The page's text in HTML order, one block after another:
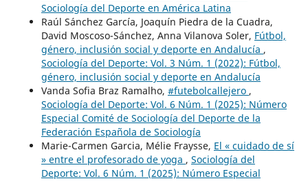
Sociología del Deporte en América Latina
Raúl Sánchez García, Joaquín Piedra de la Cuadra,
David Moscoso-Sánchez, Anna Vilanova Soler, Fútbol,
género, inclusión social y deporte en Andalucía ,
Sociología del Deporte: Vol. 3 Núm. 1 (2022): Fútbol,
género, inclusión social y deporte en Andalucía
Vanda Sofia Braz Ramalho, #futebolcallejero ,
Sociología del Deporte: Vol. 6 Núm. 1 (2025): Número
Especial Comité de Sociología del Deporte de la
Federación Española de Sociología
Marie-Carmen Garcia, Mélie Fraysse, El « cuidado de sí
» entre el profesorado de yoga , Sociología del
Deporte: Vol. 6 Núm. 1 (2025): Número Especial